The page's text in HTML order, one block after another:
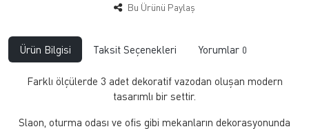
Bu Ürünü Paylaş
Ürün Bilgisi Taksit Seçenekleri Yorumlar 0
Farklı ölçülerde 3 adet dekoratif vazodan oluşan modern
tasarımlı bir settir.
Slaon, oturma odası ve ofis gibi mekanların dekorasyonunda